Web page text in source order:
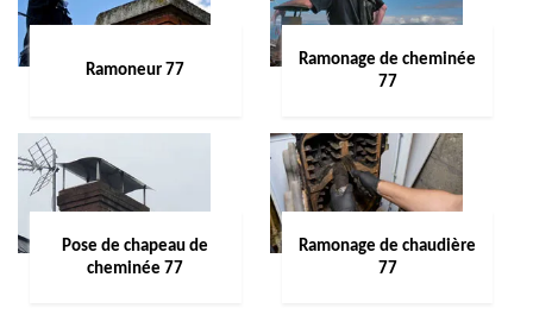
Ramoneur 77
Ramonage de cheminée
77
Pose de chapeau de
cheminée 77
Ramonage de chaudière
77